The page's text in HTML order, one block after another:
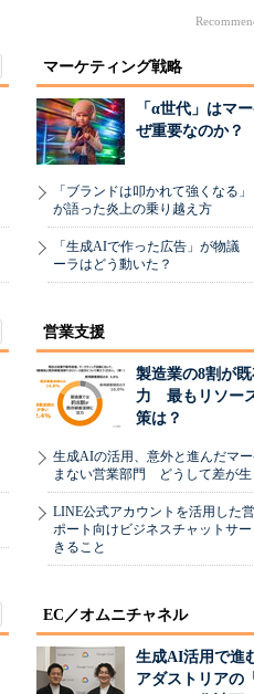
マーケティング戦略
「α世代」はマ
ぜ重要なのか？
「ブランドは叩かれて強くなる
が語った炎上の乗り越え方
「生成AIで作った広告」が物議
ーラはどう動いた？
営業支援
製造業の8割が
力 最もリソー
策は？
生成AIの活用、意外と進んだマ
まない営業部門 どうして差が生
LINE公式アカウントを活用した
ポート向けビジネスチャットサ
きること
EC／オムニチャネル
生成AI活用で
アダストリアの